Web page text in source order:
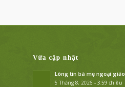
Vừa cập nhật
Lòng tin bà mẹ ngoại giáo
5 Tháng 8, 2026 - 3:59 chiều